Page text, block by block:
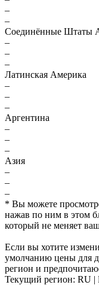
–
–
Соединённые Штаты
–
–
–
Латинская Америка
–
–
–
Аргентина
–
–
–
Азия
–
–
–
* Вы можете
нажав по ним в этом
который не меняет
Если вы хотите
умолчанию цены для
регион и
Текущий регион: RU |